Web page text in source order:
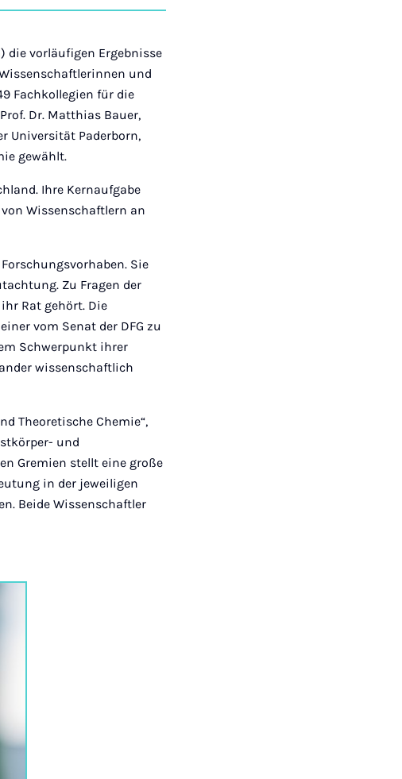
auf auf auf auf über
Mail
kopieren
die vorläufigen Ergebnisse
und
Fachkollegien für die
Dr. Matthias Bauer,
Universität Paderborn,
gewählt.
Ihre Kernaufgabe
Wissenschaftlern an
Sie
Zu Fragen der
Rat gehört. Die
vom Senat der DFG zu
Schwerpunkt ihrer
wissenschaftlich
Theoretische Chemie“,
und
Gremien stellt eine große
in der jeweiligen
Beide Wissenschaftler